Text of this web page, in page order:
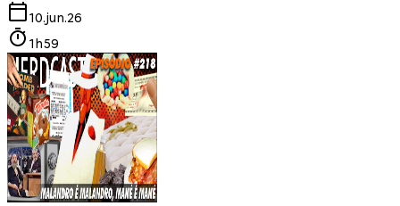
10.jun.26
1h59